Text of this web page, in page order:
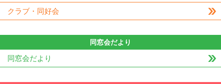
クラブ・同好会
同窓会だより
同窓会だより